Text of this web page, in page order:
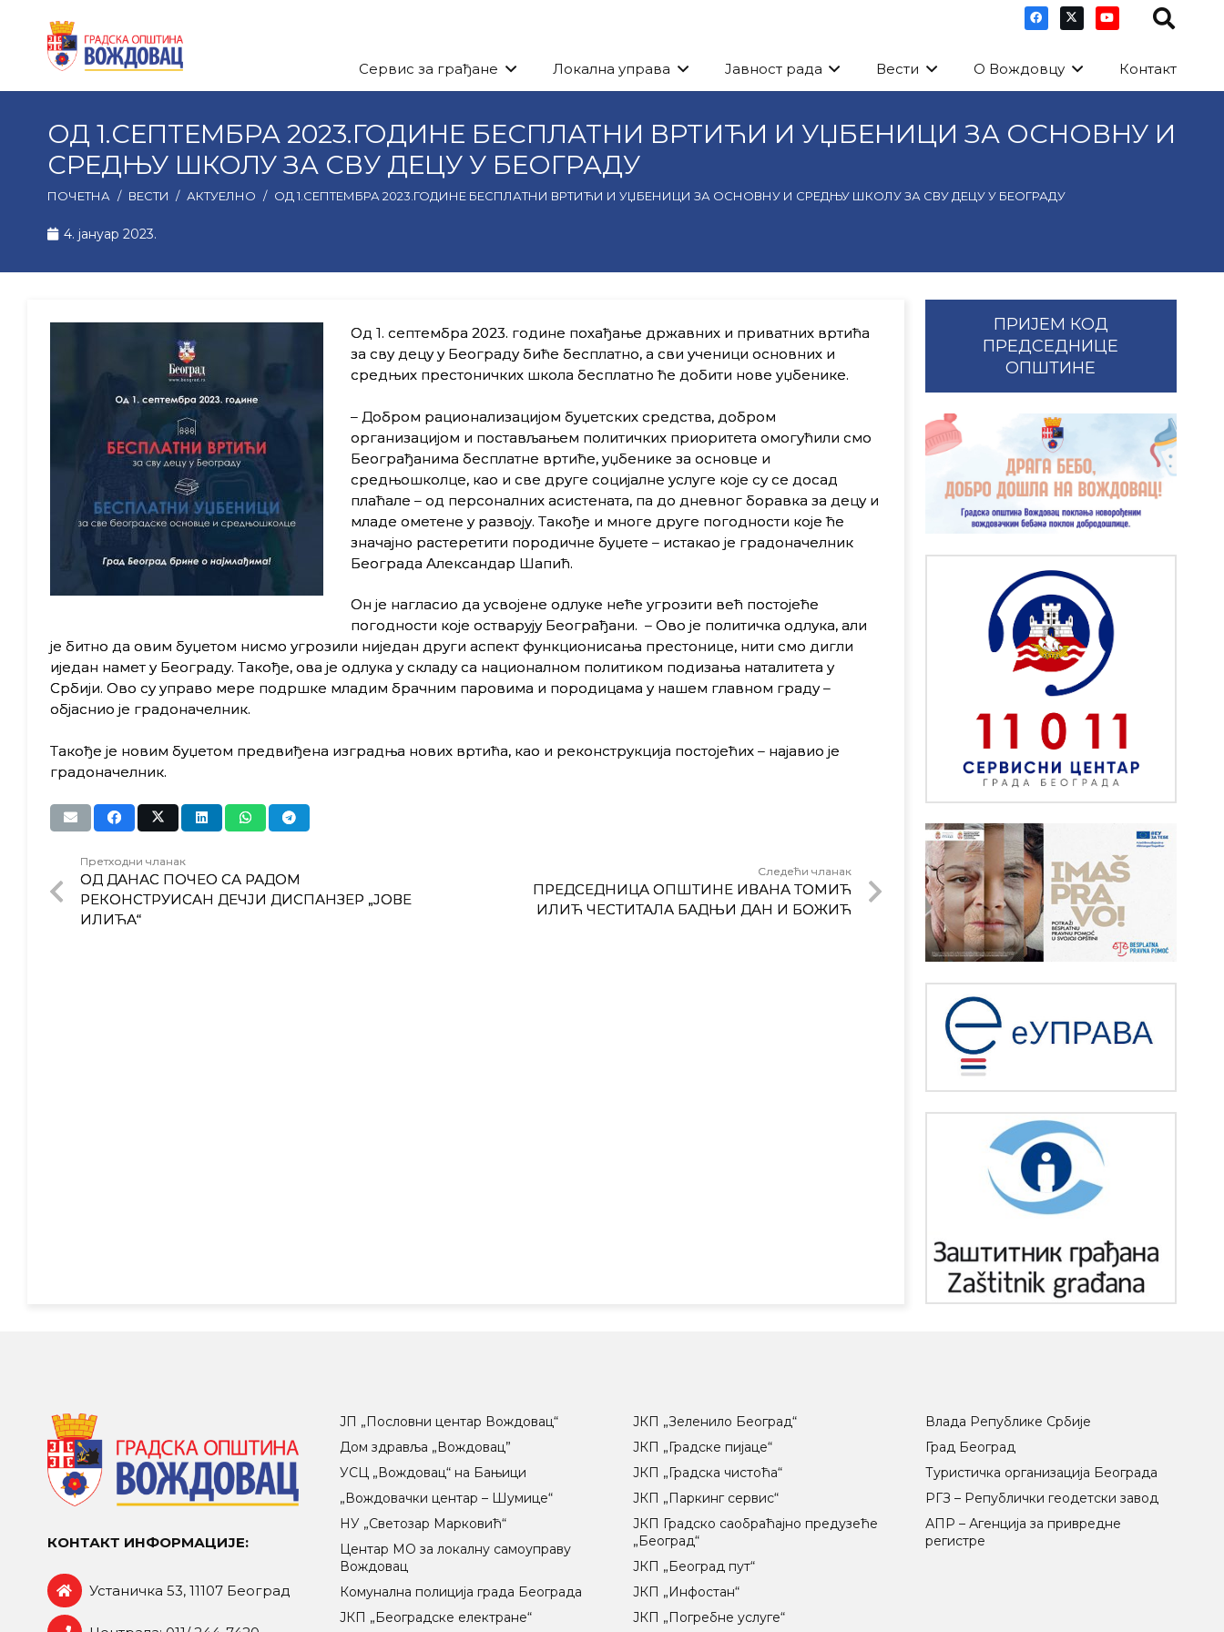
Сервис за грађане Локална управа Јавност рада Вести О Вождовцу Контакт
ОД 1.СЕПТЕМБРА 2023.ГОДИНЕ БЕСПЛАТНИ ВРТИЋИ И УЏБЕНИЦИ ЗА ОСНОВНУ И
СРЕДЊУ ШКОЛУ ЗА СВУ ДЕЦУ У БЕОГРАДУ
ПОЧЕТНА / ВЕСТИ / АКТУЕЛНО / ОД 1.СЕПТЕМБРА 2023.ГОДИНЕ БЕСПЛАТНИ ВРТИЋИ И УЏБЕНИЦИ ЗА ОСНОВНУ И СРЕДЊУ ШКОЛУ ЗА СВУ ДЕЦУ У БЕОГРАДУ
4. јануар 2023.
Од 1. септембра 2023. године похађање државних и приватних вртића
за сву децу у Београду биће бесплатно, а сви ученици основних и
средњих престоничких школа бесплатно ће добити нове уџбенике.
– Добром рационализацијом буџетских средства, добром
организацијом и постављањем политичких приоритета омогућили смо
Београђанима бесплатне вртиће, уџбенике за основце и
средњошколце, као и све друге социјалне услуге које су се досад
плаћале – од персоналних асистената, па до дневног боравка за децу и
младе ометене у развоју. Такође и многе друге погодности које ће
значајно растеретити породичне буџете – истакао је градоначелник
Београда Александар Шапић.
Он је нагласио да усвојене одлуке неће угрозити већ постојеће
погодности које остварују Београђани. – Ово је политичка одлука, али
је битно да овим буџетом нисмо угрозили ниједан други аспект функционисања престонице, нити смо дигли
иједан намет у Београду. Такође, ова је одлука у складу са националном политиком подизања наталитета у
Србији. Ово су управо мере подршке младим брачним паровима и породицама у нашем главном граду –
објаснио је градоначелник.
Такође је новим буџетом предвиђена изградња нових вртића, као и реконструкција постојећих – најавио је
градоначелник.
Претходни чланак
ОД ДАНАС ПОЧЕО СА РАДОМ
РЕКОНСТРУИСАН ДЕЧЈИ ДИСПАНЗЕР „ЈОВЕ
ИЛИЋА“
Следећи чланак
ПРЕДСЕДНИЦА ОПШТИНЕ ИВАНА ТОМИЋ
ИЛИЋ ЧЕСТИТАЛА БАДЊИ ДАН И БОЖИЋ
ПРИЈЕМ КОД
ПРЕДСЕДНИЦЕ
ОПШТИНЕ
КОНТАКТ ИНФОРМАЦИЈЕ:
Устаничка 53, 11107 Београд
ЈП „Пословни центар Вождовац“
Дом здравља „Вождовац”
УСЦ „Вождовац“ на Бањици
„Вождовачки центар – Шумице“
НУ „Светозар Марковић“
Центар МO за локалну самоуправу
Вождовац
Комунална полиција града Београда
ЈКП „Београдске електране“
ЈКП „Зеленило Београд“
ЈКП „Градске пијаце“
ЈКП „Градска чистоћа“
ЈКП „Паркинг сервис“
ЈКП Градско саобраћајно предузеће
„Београд“
ЈКП „Београд пут“
ЈКП „Инфостан“
ЈКП „Погребне услуге“
Влада Републике Србије
Град Београд
Туристичка организација Београда
РГЗ – Републички геодетски завод
АПР – Агенција за привредне
регистре